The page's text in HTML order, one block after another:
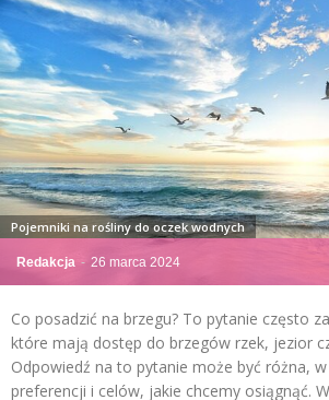
Redakcja - 26 marca 2024
Pojemniki na rośliny do oczek wodnych
Co posadzić na brzegu? To pytanie często
które mają dostęp do brzegów rzek, jezior
Odpowiedź na to pytanie może być różna,
preferencji i celów, jakie chcemy osiągnąć.